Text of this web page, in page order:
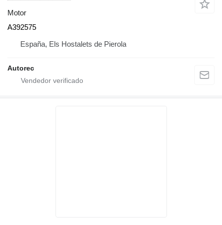
Motor
A392575
España, Els Hostalets de Pierola
Autorec